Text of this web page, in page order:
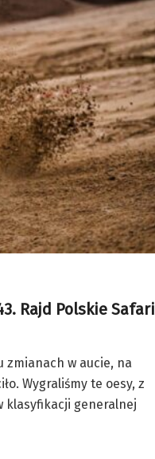
Rajd Polskie Safari
zmianach w aucie, na
Wygraliśmy te oesy, z
klasyfikacji generalnej